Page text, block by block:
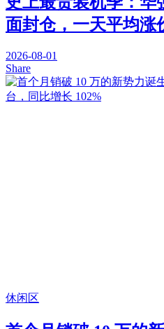
面封仓，一天平均涨
2026-08-01
Share
休闲区